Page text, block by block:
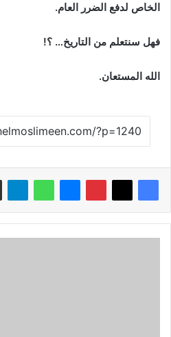
الخاص لدفع الضرر العام.
فهل سنتعلم من التاريخ… ؟!
الله المستعان.